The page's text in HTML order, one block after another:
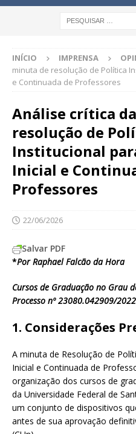
INÍCIO IMPRENSA
minuta de resolução de Política
e Continuada de Professores
Análise crítica
resolução de
Institucional
Inicial e
Professores
22/06/2026
Salvar PDF
*Por Raphael Falcão da Hora
Cursos de Graduação no Grau
Processo nº 23080.042909/
1. Considerações
A minuta de Resolução de
Inicial e Continuada de
organização dos cursos de
da Universidade Federal de
um conjunto de dispositivos
antes de sua aprovação